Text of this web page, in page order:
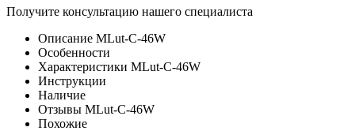
Получите консультацию нашего специалиста
Описание MLut-C-46W
Особенности
Характеристики MLut-C-46W
Инструкции
Наличие
Отзывы MLut-C-46W
Похожие